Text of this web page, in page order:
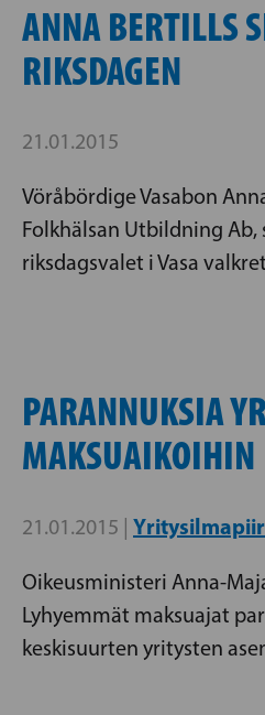
ANNA BERTILLS
RIKSDAGEN
21.01.2015
Vöråbördige Vasabon
Folkhälsan Utbildning Ab,
riksdagsvalet i Vasa
PARANNUKSIA
MAKSUAIKOIHIN
21.01.2015 |
Oikeusministeri Anna-
Lyhyemmät maksuajat
keskisuurten yritysten